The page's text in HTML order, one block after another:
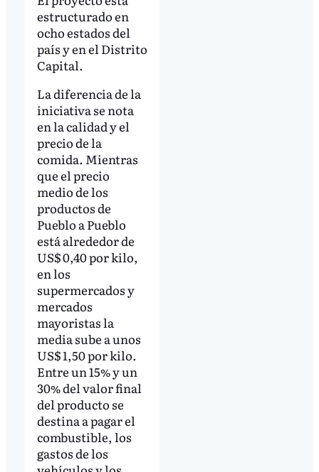
estructurado en
ocho estados del
país y en el Distrito
Capital.
La diferencia de la
iniciativa se nota
en la calidad y el
precio de la
comida. Mientras
que el precio
medio de los
productos de
Pueblo a Pueblo
está alrededor de
US$ 0,40 por kilo,
en los
supermercados y
mercados
mayoristas la
media sube a unos
US$ 1,50 por kilo.
Entre un 15% y un
30% del valor final
del producto se
destina a pagar el
combustible, los
gastos de los